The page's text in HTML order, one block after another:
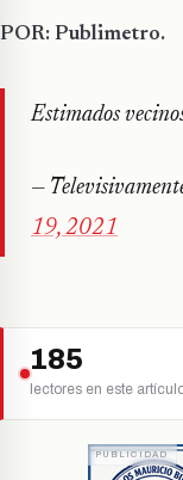
POR: Publimetro.
Estimados
—
19, 2021
185
lectores en este